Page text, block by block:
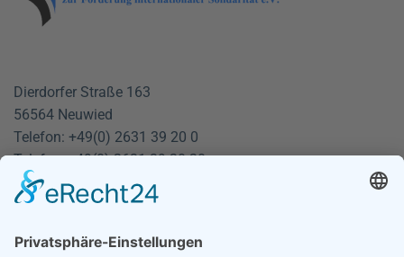
Dierdorfer Straße 163
56564 Neuwied
Telefon: +49(0) 2631 39 20 0
Telefax: +49(0) 2631 39 20 20
info@vko-neuwied.de
und von 13:00 bis 16:00 Uhr